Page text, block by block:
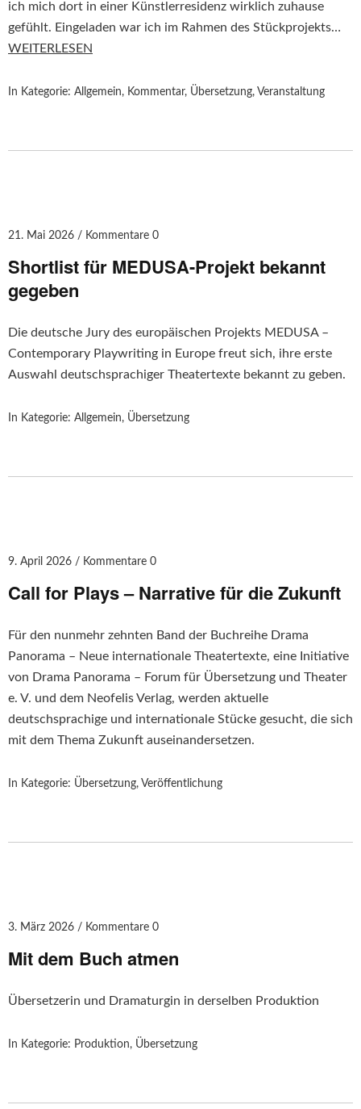
ich mich dort in einer Künstlerresidenz wirklich zuhause
gefühlt. Eingeladen war ich im Rahmen des Stückprojekts…
WEITERLESEN
In Kategorie: Allgemein, Kommentar, Übersetzung, Veranstaltung
21. Mai 2026 Kommentare 0
Shortlist für MEDUSA-Projekt bekannt
gegeben
Die deutsche Jury des europäischen Projekts MEDUSA –
Contemporary Playwriting in Europe freut sich, ihre erste
Auswahl deutschsprachiger Theatertexte bekannt zu geben.
In Kategorie: Allgemein, Übersetzung
9. April 2026 Kommentare 0
Call for Plays – Narrative für die Zukunft
Für den nunmehr zehnten Band der Buchreihe Drama
Panorama – Neue internationale Theatertexte, eine Initiative
von Drama Panorama – Forum für Übersetzung und Theater
e. V. und dem Neofelis Verlag, werden aktuelle
deutschsprachige und internationale Stücke gesucht, die sich
mit dem Thema Zukunft auseinandersetzen.
In Kategorie: Übersetzung, Veröffentlichung
3. März 2026 Kommentare 0
Mit dem Buch atmen
Übersetzerin und Dramaturgin in derselben Produktion
In Kategorie: Produktion, Übersetzung